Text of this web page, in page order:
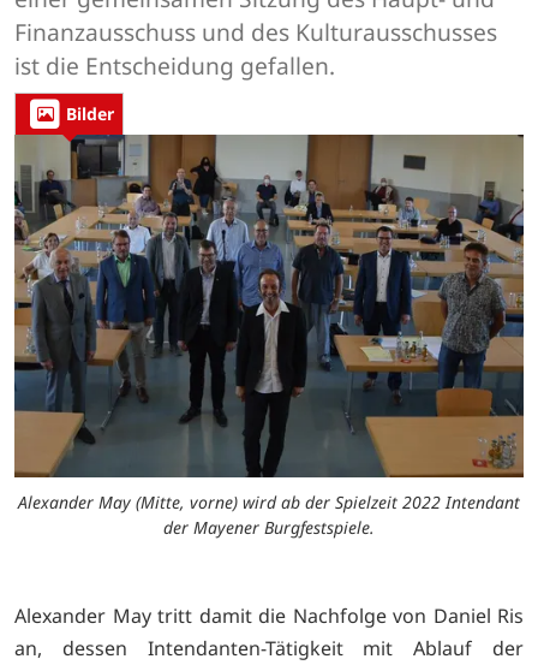
Finanzausschuss und des Kulturausschusses
ist die Entscheidung gefallen.
Bilder
Alexander May (Mitte, vorne) wird ab der Spielzeit 2022 Intendant
der Mayener Burgfestspiele.
Alexander May tritt damit die Nachfolge von Daniel Ris
an, dessen Intendanten-Tätigkeit mit Ablauf der